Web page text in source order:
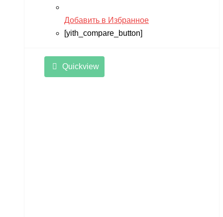
Добавить в Избранное
[yith_compare_button]
Quickview